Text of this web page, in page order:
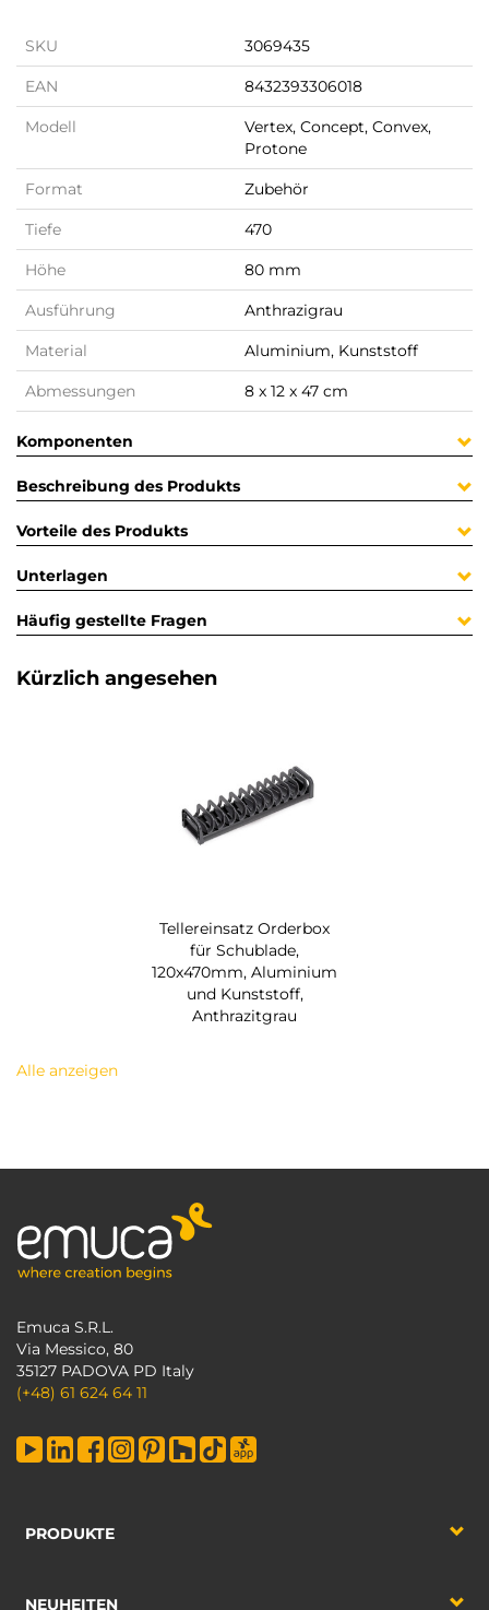
SKU 3069435
EAN 8432393306018
Modell
Vertex, Concept, Convex,
Protone
Format Zubehör
Tiefe 470
Höhe 80 mm
Ausführung Anthrazigrau
Material Aluminium, Kunststoff
Abmessungen 8 x 12 x 47 cm
Komponenten
Beschreibung des Produkts
Vorteile des Produkts
Unterlagen
Häufig gestellte Fragen
Kürzlich angesehen
Tellereinsatz Orderbox
für Schublade,
120x470mm, Aluminium
und Kunststoff,
Anthrazitgrau
Alle anzeigen
Emuca S.R.L.
Via Messico, 80
35127 PADOVA PD Italy
(+48) 61 624 64 11
PRODUKTE
NEUHEITEN